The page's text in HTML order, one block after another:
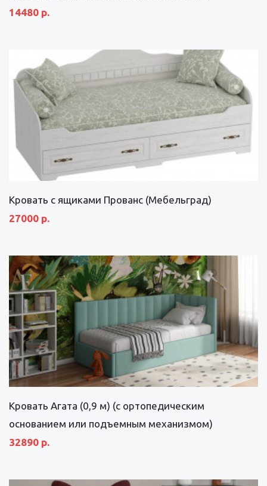
14480 р.
Кровать с ящиками Прованс (Мебельград)
27000 р.
Кровать Агата (0,9 м) (с ортопедическим
основанием или подъемным механизмом)
32890 р.